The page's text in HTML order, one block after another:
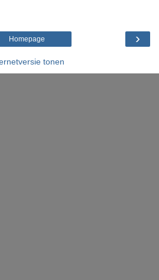
›
Homepage
tonen